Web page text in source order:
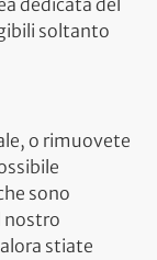
soltanto
o rimuovete
sono
nostro
stiate